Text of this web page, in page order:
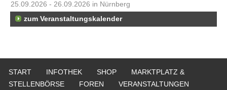
25.09.2026 - 26.09.2026 in Nürnberg
zum Veranstaltungskalender
START INFOTHEK SHOP
MARKTPLATZ &
STELLENBÖRSE
FOREN
VERANSTALTUNGEN